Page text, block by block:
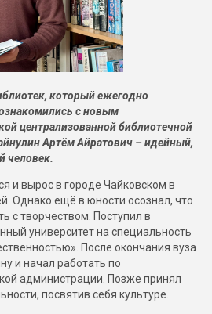
который ежегодно
с новым
централизованной библиотечной
Артём Айратович – идейный,
человек.
и вырос в городе Чайковском в
Однако ещё в юности осознал, что
с творчеством. Поступил в
университет на специальность
После окончания вуза
и начал работать по
администрации. Позже принял
посвятив себя культуре.